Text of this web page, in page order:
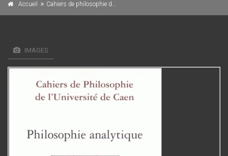
Accueil Cahiers de philosophie de l'université de Caen, n° 31-32/1997-1998
IMAGES